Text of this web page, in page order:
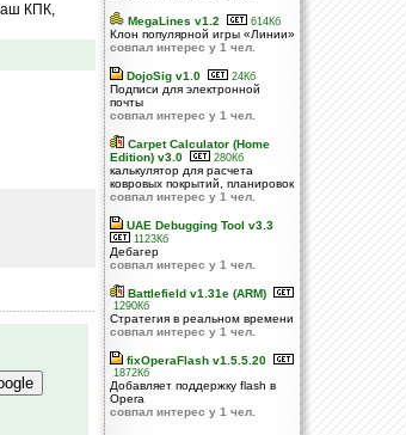
КПК,
MegaLines v1.2 614Кб
Клон популярной игры «Линии»
совпал интерес у 1 чел.
DojoSig v1.0 24Кб
Подписи для электронной
почты
совпал интерес у 1 чел.
Carpet Calculator (Home
Edition) v3.0
280Кб
калькулятор для расчета
ковровых покрытий, планировок
совпал интерес у 1 чел.
UAE Debugging Tool v3.3
1123Кб
Дебагер
совпал интерес у 1 чел.
Battlefield v1.31e (ARM)
1290Кб
Стратегия в реальном времени
совпал интерес у 1 чел.
fixOperaFlash v1.5.5.20
1872Кб
Добавляет поддержку flash в
Opera
совпал интерес у 1 чел.